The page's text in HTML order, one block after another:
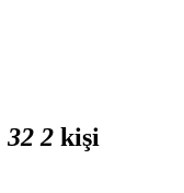
32 2 kişi